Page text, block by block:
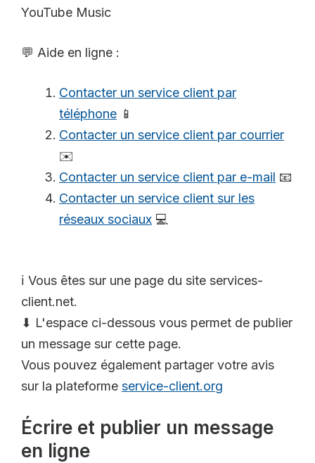
YouTube Music
💬 Aide en ligne :
Contacter un service client par
téléphone 📱
Contacter un service client par courrier
✉️
Contacter un service client par e-mail 📧
Contacter un service client sur les
réseaux sociaux 💻
ℹ️ Vous êtes sur une page du site services-
client.net.
⬇ L'espace ci-dessous vous permet de publier
un message sur cette page.
Vous pouvez également partager votre avis
sur la plateforme service-client.org
Écrire et publier un message
en ligne